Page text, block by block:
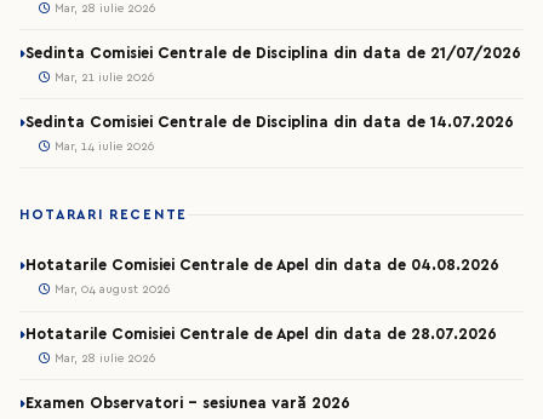
Mar, 28 iulie 2026
Sedinta Comisiei Centrale de Disciplina din data de 21/07/2026
Mar, 21 iulie 2026
Sedinta Comisiei Centrale de Disciplina din data de 14.07.2026
Mar, 14 iulie 2026
HOTARARI RECENTE
Hotatarile Comisiei Centrale de Apel din data de 04.08.2026
Mar, 04 august 2026
Hotatarile Comisiei Centrale de Apel din data de 28.07.2026
Mar, 28 iulie 2026
Examen Observatori - sesiunea vară 2026